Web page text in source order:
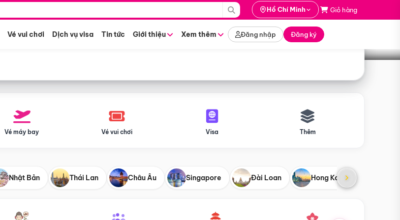
Hồ Chí Minh Giỏ hàng
Vé vui chơi Dịch vụ visa Tin tức Giới thiệu Xem thêm Đăng nhập Đăng ký
Tìm tour
Vé máy bay Vé vui chơi Visa Thêm
Nhật Bản Thái Lan Châu Âu Singapore Đài Loan Hong Kong